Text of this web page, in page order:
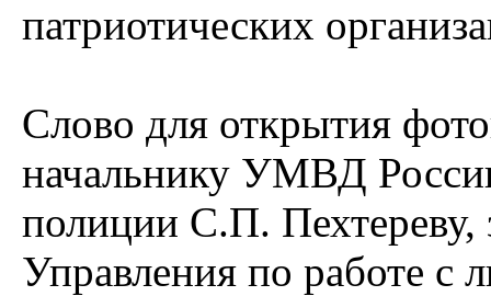
патриотических
Слово для открытия
начальнику УМВД
полиции С.П. Пехтереву,
Управления по работе с